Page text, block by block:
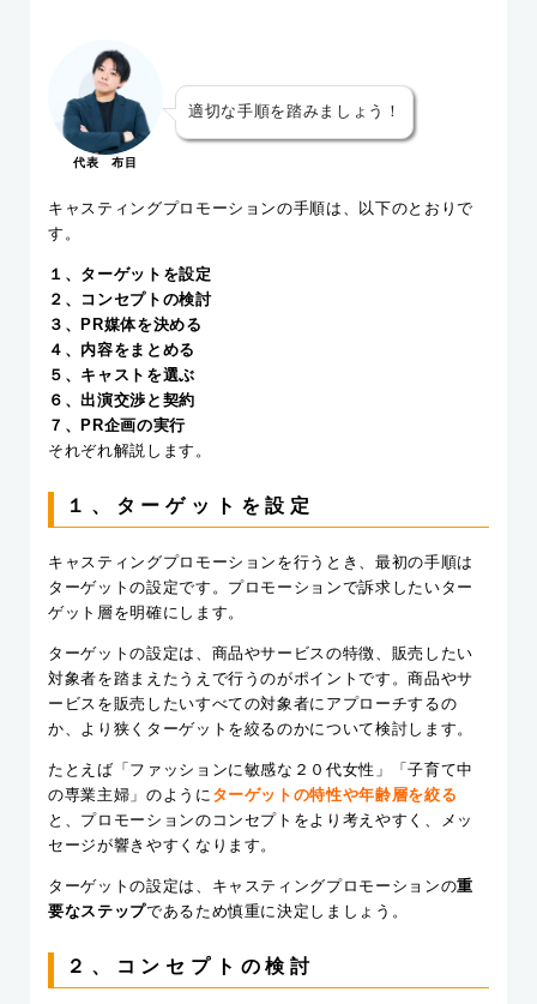
代表 布目
適切な手順を踏みましょう！
キャスティングプロモーションの手順は、以下のとおりで
す。
１、ターゲットを設定
２、コンセプトの検討
３、PR媒体を決める
４、内容をまとめる
５、キャストを選ぶ
６、出演交渉と契約
７、PR企画の実行
それぞれ解説します。
１、ターゲットを設定
キャスティングプロモーションを行うとき、最初の手順は
ターゲットの設定です。プロモーションで訴求したいター
ゲット層を明確にします。
ターゲットの設定は、商品やサービスの特徴、販売したい
対象者を踏まえたうえで行うのがポイントです。商品やサ
ービスを販売したいすべての対象者にアプローチするの
か、より狭くターゲットを絞るのかについて検討します。
たとえば「ファッションに敏感な２０代女性」「子育て中
の専業主婦」のように ターゲットの特性や年齢層を絞る
と、プロモーションのコンセプトをより考えやすく、メッ
セージが響きやすくなります。
ターゲットの設定は、キャスティングプロモーションの重
要なステップであるため慎重に決定しましょう。
２、コンセプトの検討